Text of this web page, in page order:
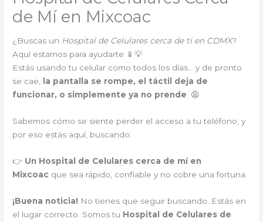
de Mí en Mixcoac
¿Buscas un Hospital de Celulares cerca de ti en CDMX?
Aquí estamos para ayudarte 📱💡
Estás usando tu celular como todos los días… y de pronto
se cae, la pantalla se rompe, el táctil deja de
funcionar, o simplemente ya no prende. 😩
Sabemos cómo se siente perder el acceso a tu teléfono, y
por eso estás aquí, buscando:
👉 Un Hospital de Celulares cerca de mí en
Mixcoac que sea rápido, confiable y no cobre una fortuna.
¡Buena noticia! No tienes que seguir buscando. Estás en
el lugar correcto. Somos tu Hospital de Celulares de